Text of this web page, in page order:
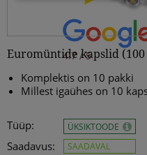
4.7 / 5
Euromüntide kapslid
Komplektis on 10 pakki
Millest igaühes on 10
Tüüp:
Saadavus:
ÜKSIKTOODE
SAADAVAL